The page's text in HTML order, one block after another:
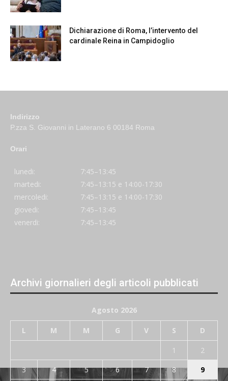
Dichiarazione di Roma, l’intervento del
cardinale Reina in Campidoglio
Indirizzo
P.zza S. Giovanni in Laterano 6 00184 Roma
Orari
lunedi:
7:45–13:45
martedi:
7:45–13:15 e 14:00-17:30
mercoledi:
7:45–13:15 e 14:00-17:30
giovedi:
7:45–13:45
venerdi:
7:45–13:45
Archivi giornalieri degli articoli pubblicati
Agosto 2026
L M M G V S D
1
2
3
4 5 6 7 8 9